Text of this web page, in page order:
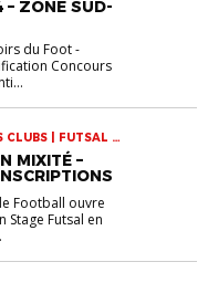
– ZONE SUD-
du Foot -
Concours
CLUBS | FUTSAL |
DES CLUBS
MIXITÉ –
Football ouvre
Futsal en